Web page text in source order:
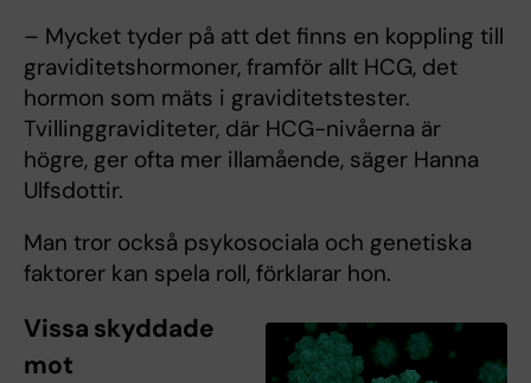
– Mycket tyder på att det finns en koppling till
graviditetshormoner, framför allt HCG, det
hormon som mäts i graviditetstester.
Tvillinggraviditeter, där HCG-nivåerna är
högre, ger ofta mer illamående, säger Hanna
Ulfsdottir.
Man tror också psykosociala och genetiska
faktorer kan spela roll, förklarar hon.
Vissa skyddade
mot